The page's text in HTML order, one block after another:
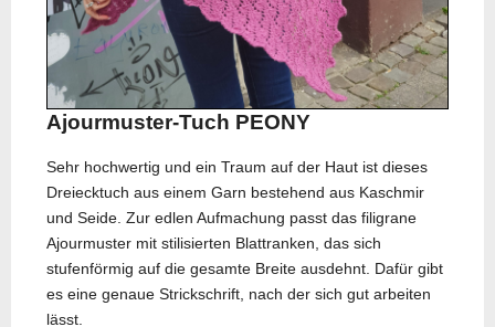
Ajourmuster-Tuch PEONY
Sehr hochwertig und ein Traum auf der Haut ist dieses
Dreiecktuch aus einem Garn bestehend aus Kaschmir
und Seide. Zur edlen Aufmachung passt das filigrane
Ajourmuster mit stilisierten Blattranken, das sich
stufenförmig auf die gesamte Breite ausdehnt. Dafür gibt
es eine genaue Strickschrift, nach der sich gut arbeiten
lässt.